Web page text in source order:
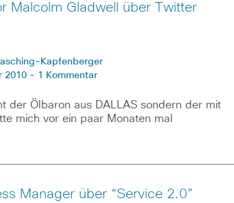
Malcolm Gladwell über Twitter
Kapfenberger
2010 - 1 Kommentar
der Ölbaron aus DALLAS sondern der mit
mich vor ein paar Monaten mal
Manager über “Service 2.0”